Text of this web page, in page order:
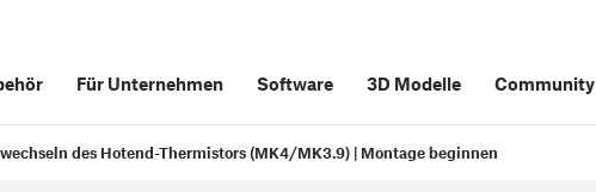
Für Unternehmen Software 3D Modelle Community
des Hotend-Thermistors (MK4/MK3.9) | Montage beginnen